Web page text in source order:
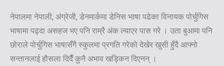
नेपालमा नेपाली, अंग्रेजी, डेनमार्कमा डेनिस भाषा पढेका विनायक पोर्चुगिस
भाषामा पढ्दा असहज भए पनि राम्रै अंक ल्याएर पास गरे । उता बुआमा पनि
छोराले पोर्चुगिस भाषासँगै स्कुलमा प्रगति गरेको देखेर खुसी हुँदै आफ्नो
सन्तानलाई हौसला दिदैँ कुनै अभाव खड्किन दिएनन् ।